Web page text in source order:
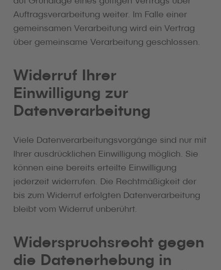
Auftragsverarbeitung weiter. Im Falle einer
gemeinsamen Verarbeitung wird ein Vertrag
über gemeinsame Verarbeitung geschlossen.
Widerruf Ihrer
Einwilligung zur
Datenverarbeitung
Viele Datenverarbeitungsvorgänge sind nur mit
Ihrer ausdrücklichen Einwilligung möglich. Sie
können eine bereits erteilte Einwilligung
jederzeit widerrufen. Die Rechtmäßigkeit der
bis zum Widerruf erfolgten Datenverarbeitung
bleibt vom Widerruf unberührt.
Widerspruchsrecht gegen
die Datenerhebung in